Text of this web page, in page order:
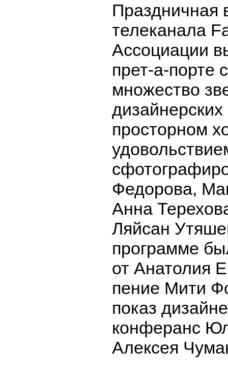
Праздничная
телеканала
Ассоциации
прет-а-порте
множество
дизайнерских
просторном
Федорова,
Анна
Ляйсан
программе
от Анатолия
пение Мити
показ
конферанс
Алексея